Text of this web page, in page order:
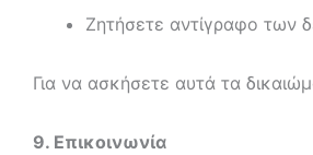
Ζητήσετε αντίγραφο των
Για να ασκήσετε αυτά τα
9. Επικοινωνία